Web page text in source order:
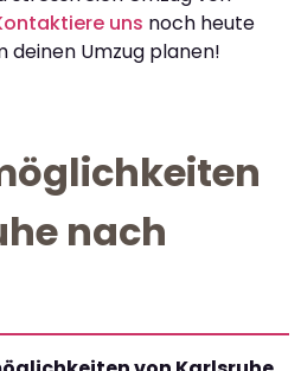
uns noch heute
deinen Umzug planen!
nach